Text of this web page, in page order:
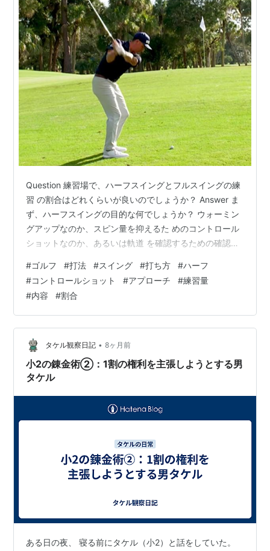
Question 練習場で、ハーフスイングとフルスイングの練
習 の割合はどれくらいが良いのでしょうか？ Answer ま
ず、ハーフスイングの目的な何でしょうか？ ウォーミン
グアップなのか、スピン量を抑えるた めのコントロール
ショットなのか、あるいは軌道 を確認するための確認動
用途は様々あるか と思います。 また、そもそもウエッジ
はトップが浅くてほとん どハーフスイングの振り幅にな
っている事で、そ れをハーフだと言うのか、あるいは力
感を半分に してそれがハーフだと言うのか、色々な意味
で使 う方がおられます。 たとえばドライバーのヘッドの
走行距離…
#ゴルフ #打法 #スイング #打ち方 #ハーフ
#コントロールショット #アプローチ #練習量
#内容 #割合
タケル観察日記 • 8ヶ月前
小2の錬金術②：1割の権利を主張しようとする男
タケル
ある日の夜、 寝る前にタケル（小2）と話をしていた。